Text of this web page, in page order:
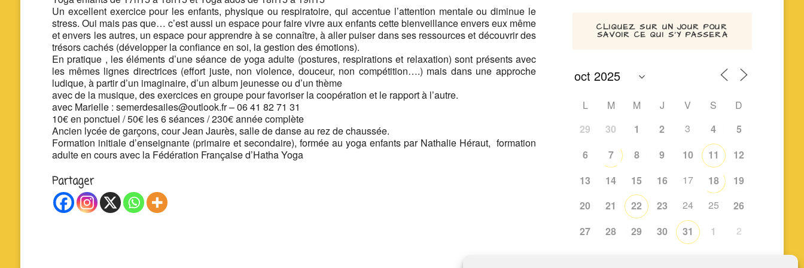
Un excellent exercice pour les enfants, physique ou respiratoire, qui accentue l’attention mentale ou diminue le
stress. Oui mais pas que… c’est aussi un espace pour faire vivre aux enfants cette bienveillance envers eux même
et envers les autres, un espace pour apprendre à se connaître, à aller puiser dans ses ressources et découvrir des
trésors cachés (développer la confiance en soi, la gestion des émotions).
En pratique , les éléments d’une séance de yoga adulte (postures, respirations et relaxation) sont présents avec
les mêmes lignes directrices (effort juste, non violence, douceur, non compétition….) mais dans une approche
ludique, à partir d’un imaginaire, d’un album jeunesse ou d’un thème
avec de la musique, des exercices en groupe pour favoriser la coopération et le rapport à l’autre.
avec Marielle : semerdesailes@outlook.fr – 06 41 82 71 31
10€ en ponctuel / 50€ les 6 séances / 230€ année complète
Ancien lycée de garçons, cour Jean Jaurès, salle de danse au rez de chaussée.
Formation initiale d’enseignante (primaire et secondaire), formée au yoga enfants par Nathalie Héraut, formation
adulte en cours avec la Fédération Française d’Hatha Yoga
Partager
CLIQUEZ SUR UN JOUR POUR
SAVOIR CE QUI S’Y PASSERA
L M M J V S
D
29
30 1 2 3 4
5
6
7 8 9 10 11
12
13
14 15 16 17 18
19
20
21 22 23 24 25
26
27
28 29 30 31 1 2